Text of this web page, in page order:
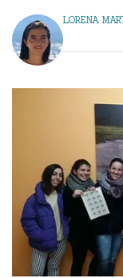
LORENA